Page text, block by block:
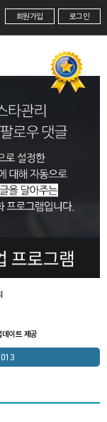
로그인
회원가입
이트 제공